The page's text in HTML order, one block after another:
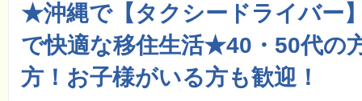
★沖縄で【タクシードライバー
で快適な移住生活★40・50代の
方！お子様がいる方も歓迎！